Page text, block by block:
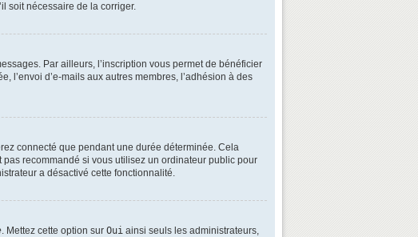
soit nécessaire de la corriger.
Par ailleurs, l’inscription vous permet de bénéficier
d’e-mails aux autres membres, l’adhésion à des
connecté que pendant une durée déterminée. Cela
recommandé si vous utilisez un ordinateur public pour
a désactivé cette fonctionnalité.
. Mettez cette option sur Oui ainsi seuls les administrateurs,